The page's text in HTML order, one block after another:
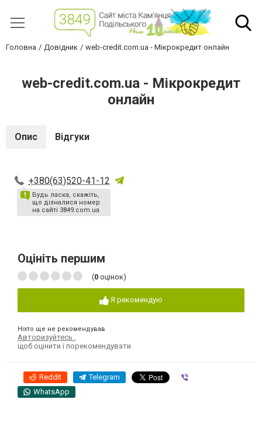
Головна Довідник web-credit.com.ua - Мікрокредит онлайн
web-credit.com.ua - Мікрокредит
онлайн
Опис Відгуки
+380(63)520-41-12
Будь ласка, скажіть,
що дізналися номер
на сайті 3849.com.ua
Оцініть першим
(0 оцінок)
Я рекомендую
Ніхто ще не рекомендував
Авторизуйтесь
щоб оцінити і порекомендувати
Reddit Telegram
WhatsApp